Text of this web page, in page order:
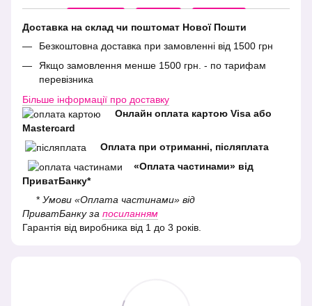
Доставка на склад чи поштомат Нової Пошти
Безкоштовна доставка при замовленні від 1500 грн
Якщо замовлення менше 1500 грн. - по тарифам
перевізника
Більше інформації про доставку
Онлайн оплата картою Visa або
Mastercard
Оплата при отриманні, післяплата
«Оплата частинами» від
ПриватБанку*
* Умови «Оплата частинами» від
ПриватБанку за посиланням
Гарантія від виробника від 1 до 3 років.